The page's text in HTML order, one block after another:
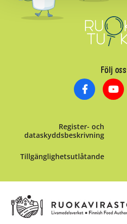
Följ oss
Register- och
dataskyddsbeskrivning
Tillgänglighetsutlåtande